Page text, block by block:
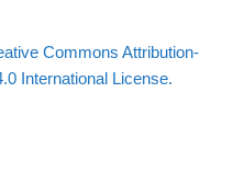
Commons Attribution-
International License.